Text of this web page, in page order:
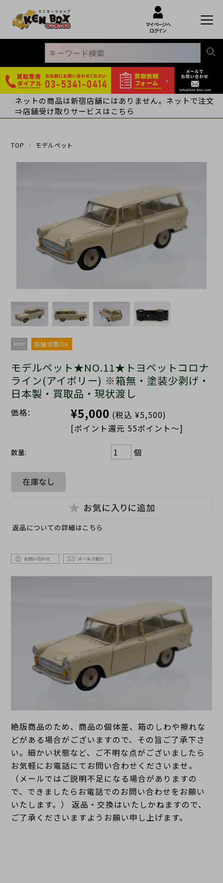
マイページへ
ログイン
ネットの商品は新宿店舗にはありません。ネットで注文
⇒店舗受け取りサービスはこちら
TOP モデルペット
店舗受取OK
モデルペット★NO.11★トヨペットコロナ
ライン(アイボリー) ※箱無・塗装少剥げ・
日本製・買取品・現状渡し
価格: ¥5,000 (税込 ¥5,500)
[ポイント還元 55ポイント～]
数量: 個
返品についての詳細はこちら
絶版商品のため、商品の個体差、箱のしわや擦れな
どがある場合がございますので、その旨ご了承下さ
い。細かい状態など、ご不明な点がございましたら
お気軽にお電話にてお問い合わせくださいませ。
（メールではご説明不足になる場合がありますの
で、できましたらお電話でのお問い合わせをお願い
いたします。） 返品・交換はいたしかねますので、
ご了承くださいますようお願い申し上げます。